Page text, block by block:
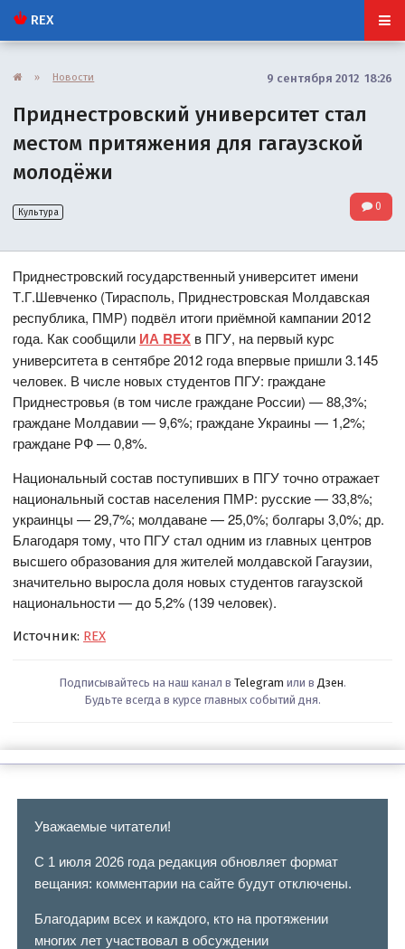
REX
» Новости 9 сентября 2012 18:26
Приднестровский университет стал
местом притяжения для гагаузской
молодёжи
Культура 0
Приднестровский государственный университет имени
Т.Г.Шевченко (Тирасполь, Приднестровская Молдавская
республика, ПМР) подвёл итоги приёмной кампании 2012
года. Как сообщили ИА REX в ПГУ, на первый курс
университета в сентябре 2012 года впервые пришли 3.145
человек. В числе новых студентов ПГУ: граждане
Приднестровья (в том числе граждане России) — 88,3%;
граждане Молдавии — 9,6%; граждане Украины — 1,2%;
граждане РФ — 0,8%.
Национальный состав поступивших в ПГУ точно отражает
национальный состав населения ПМР: русские — 33,8%;
украинцы — 29,7%; молдаване — 25,0%; болгары 3,0%; др.
Благодаря тому, что ПГУ стал одним из главных центров
высшего образования для жителей молдавской Гагаузии,
значительно выросла доля новых студентов гагаузской
национальности — до 5,2% (139 человек).
Источник: REX
Подписывайтесь на наш канал в Telegram или в Дзен.
Будьте всегда в курсе главных событий дня.
Уважаемые читатели!
С 1 июля 2026 года редакция обновляет формат
вещания: комментарии на сайте будут отключены.
Благодарим всех и каждого, кто на протяжении
многих лет участвовал в обсуждении